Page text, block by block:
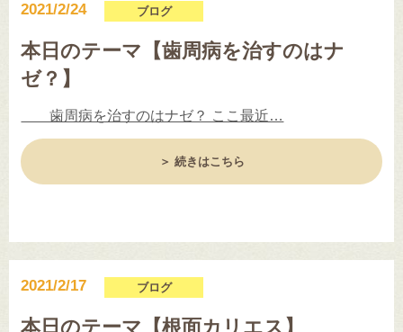
2021/2/24 ブログ
本日のテーマ【歯周病を治すのはナ
ゼ？】
歯周病を治すのはナゼ？ ここ最近…
＞ 続きはこちら
2021/2/17 ブログ
本日のテーマ【根面カリエス】